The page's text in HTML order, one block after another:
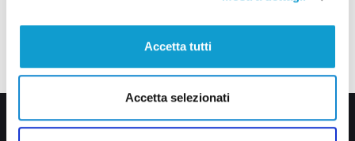
Accetta tutti
Accetta selezionati